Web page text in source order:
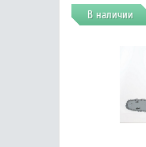
В наличии